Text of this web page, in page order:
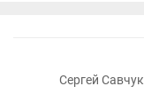
Сергей Савчук